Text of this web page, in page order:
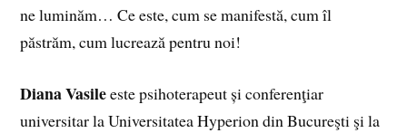
ne luminăm… Ce este, cum se manifestă, cum îl
păstrăm, cum lucrează pentru noi!
Diana Vasileeste psihoterapeut și conferenţiar
universitar la Universitatea Hyperion din Bucureşti şi la